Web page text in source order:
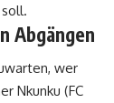
Abgängen
wer
Nkunku (FC